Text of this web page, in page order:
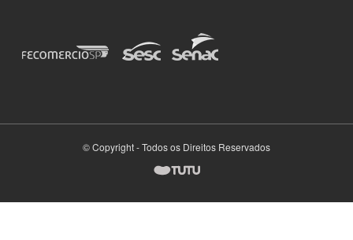
© Copyright - Todos os Direitos Reservados